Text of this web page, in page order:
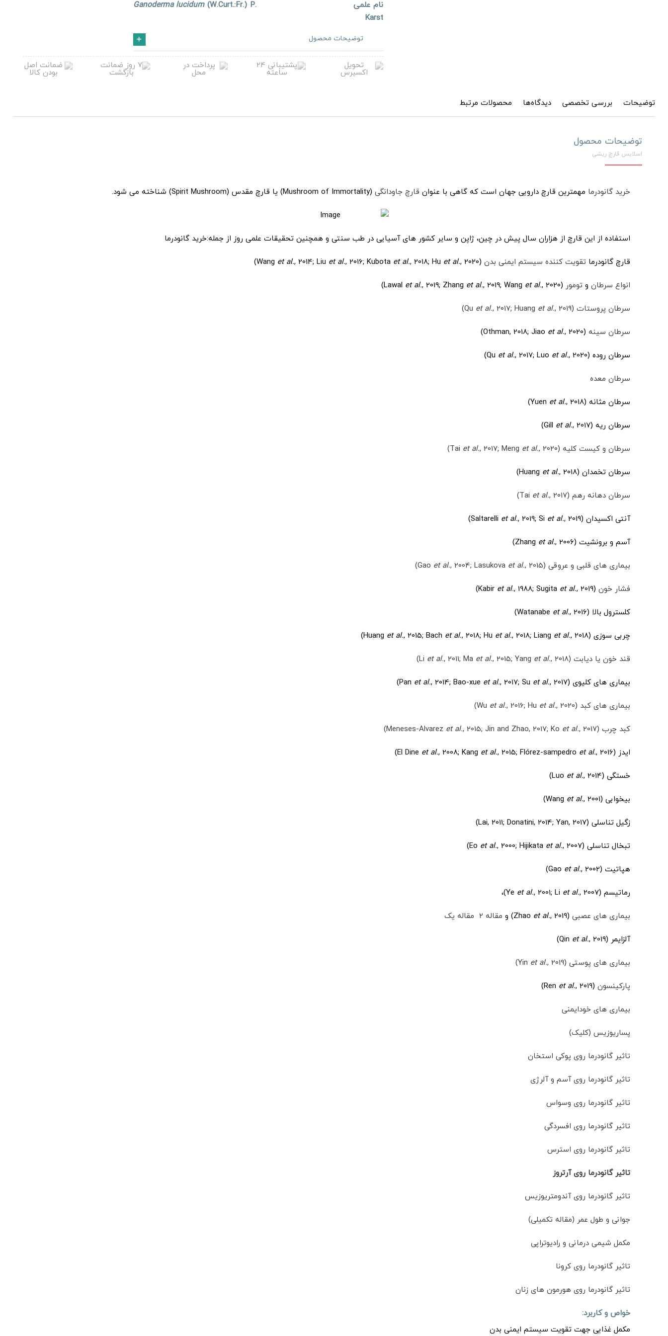
نام علمی
Ganoderma lucidum(W.Curt.:Fr.) P.
Karst
توضیحات محصول
توضیحات بررسی تخصصی دیدگاه‌ها محصولات مرتبط
توضیحات محصول
اسلایس قارچ ریشی
خرید گانودرما مهمترین قارچ دارویی جهان است که گاهی با عنوان قارچ جاودانگی (Mushroom of Immortality) یا قارچ مقدس (Spirit Mushroom) شناخته می شود.
استفاده از این قارچ از هزاران سال پیش در چین، ژاپن و سایر کشور های آسیایی در طب سنتی و همچنین تحقیقات علمی روز از جمله:خرید گانودرما
قارچ گانودرما تقویت کننده سیستم ایمنی بدن (Wang
et al., 2014; Liu et al., 2016; Kubotaet al., 2018; Hu et al., 2020)
انواع سرطان وتومور (Lawal
et al., 2019; Zhang et al., 2019; Wang et al., 2020)
سرطان پروستات (Qu et al., 2017; Huang et al., 2019)
سرطان سینه (Othman, 2018; Jiao
et al., 2020)
سرطان روده (Qu et al., 2017; Luo et al., 2020)
سرطان معده
سرطان مثانه (Yuen et al., 2018)
سرطان ریه (Gill et al., 2017)
سرطان و کیست کلیه (Tai et al., 2017; Meng et al., 2020)
سرطان تخمدان (Huang et al., 2018)
سرطان دهانه رهم (Tai et al., 2017)
آنتی اکسیدان (Saltarelli et al., 2019; Siet al., 2019)
آسم و برونشیت (Zhang et al., 2006)
بیماری های قلبی و عروقی (Gao et al., 2004; Lasukovaet al., 2015)
فشار خون (Kabir
et al., 1988; Sugitaet al., 2019)
کلسترول بالا (Watanabe et al., 2016)
چربی سوزی (Huang et al., 2015; Bach et al., 2018; Hu et al., 2018; Liang et al., 2018)
قند خون یا دیابت (Li et al., 2011; Maet al., 2015; Yang et al., 2018)
بیماری های کلیوی (Pan et al., 2014; Bao-xue et al., 2017; Su et al., 2017)
بیماری های کبد (Wu et al., 2016; Hu et al., 2020)
کبد چرب (Meneses-Alvarez et al., 2015; Jin and Zhao, 2017; Ko et al., 2017)
ایدز (El Dine et al., 2008; Kang et al., 2015; Flórez-sampedro et al., 2016)
خستگی (Luo et al., 2014)
بیخوابی (Wang et al., 2001)
زگیل تناسلی (Lai, 2011; Donatini, 2014; Yan, 2017)
تبخال تناسلی (Eo et al., 2000; Hijikataet al., 2007)
هپاتیت (Gao et al., 2002)
رماتیسم (Ye et al., 2001; Liet al., 2007)،
بیماری های عصبی (Zhao
et al., 2019) و مقاله ۲ مقاله یک
آلزایمر (Qin et al., 2019)
‌بیماری های پوستی (Yin et al., 2019)
پارکینسون (Ren
et al., 2019)
بیماری های خودایمنی
پساریوزیس (کلیک)
تاثیر گانودرما روی پوکی استخان
تاثیر گانودرما روی آسم و آلرژی
تاثیر گانودرما روی وسواس
تاثیر گانودرما روی افسردگی
تاثیر گانودرما روی استرس
تاثیر گانودرما روی آرتروز
تاثیر گانودرما روی آندومتریوزیس
جوانی و طول عمر (مقاله تکمیلی)
مکمل شیمی درمانی و رادیوتراپی
تاثیر گانودرما روی کرونا
تاثیر گانودرما روی هورمون های زنان
خواص و کاربرد:
مکمل غذایی جهت تقویت سیستم ایمنی بدن